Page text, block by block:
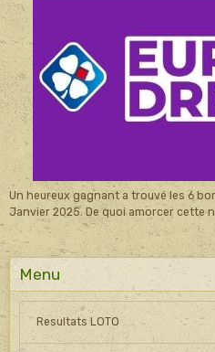
Un heureux gagnant a trouvé les 6
Janvier 2025. De quoi amorcer cette
Menu
Resultats LOTO